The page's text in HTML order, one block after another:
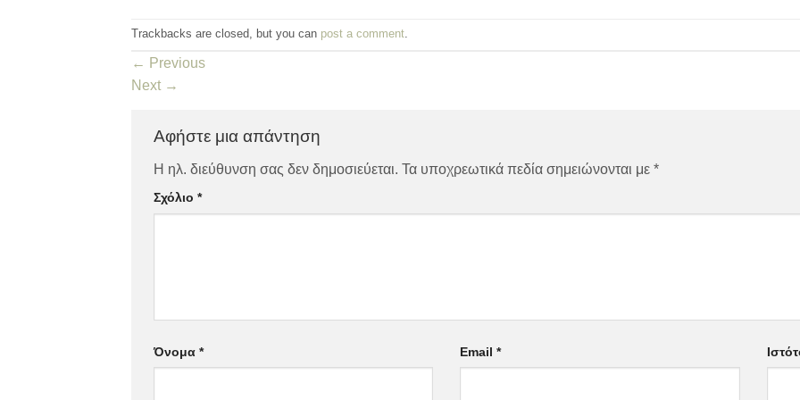
Trackbacks are closed, but you can post a comment
← Previous
Next →
Αφήστε μια απάντηση
Η ηλ. διεύθυνση σας δεν δημοσιεύεται. Τα υποχρεωτικά πεδία σημειώνονται με *
Σχόλιο *
Όνομα * Email*